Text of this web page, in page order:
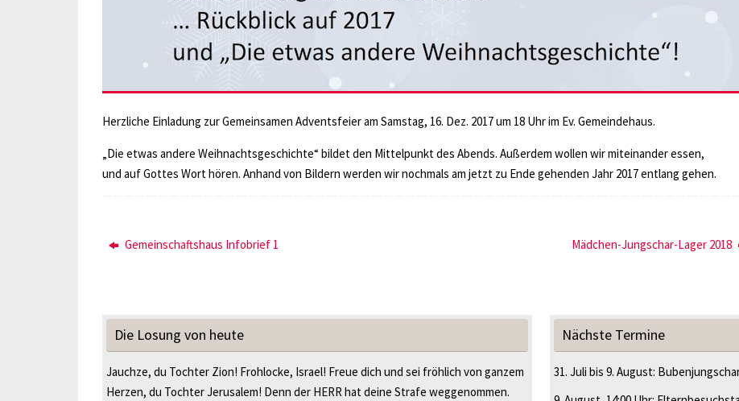
Herzliche Einladung zur Gemeinsamen Adventsfeier am Samstag, 16. Dez. 2017 um 18 Uhr im Ev. Gemeindehaus.
„Die etwas andere Weihnachtsgeschichte“ bildet den Mittelpunkt des Abends. Außerdem wollen wir miteinander essen,
und auf Gottes Wort hören. Anhand von Bildern werden wir nochmals am jetzt zu Ende gehenden Jahr 2017 entlang gehen.
Gemeinschaftshaus Infobrief 1 Mädchen-Jungschar-Lager 2018
Die Losung von heute
Jauchze, du Tochter Zion! Frohlocke, Israel! Freue dich und sei fröhlich von ganzem
Herzen, du Tochter Jerusalem! Denn der HERR hat deine Strafe weggenommen.
Nächste Termine
31. Juli bis 9. August: